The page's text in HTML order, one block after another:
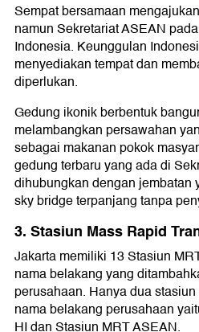
Sempat bersamaan
namun Sekretariat ASEAN
Indonesia. Keunggulan
menyediakan tempat dan
diperlukan.
Gedung ikonik berbentuk
melambangkan persawahan
sebagai makanan pokok
gedung terbaru yang ada di
dihubungkan dengan jembatan
sky bridge terpanjang tanpa
3. Stasiun Mass Rapid
Jakarta memiliki 13 Stasiun
nama belakang yang
perusahaan. Hanya dua
nama belakang perusahaan
HI dan Stasiun MRT ASEAN.